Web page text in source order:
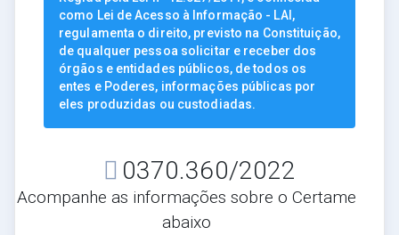
como Lei de Acesso à Informação - LAI,
regulamenta o direito, previsto na Constituição,
de qualquer pessoa solicitar e receber dos
órgãos e entidades públicos, de todos os
entes e Poderes, informações públicas por
eles produzidas ou custodiadas.
0370.360/2022
Acompanhe as informações sobre o Certame
abaixo